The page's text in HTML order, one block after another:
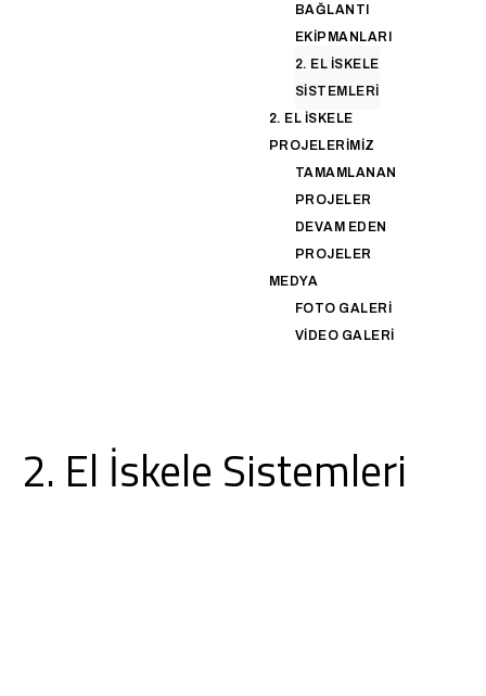
BAĞLANTI
EKIPMANLARI
2. EL İSKELE
SISTEMLERI
2. EL İSKELE
PROJELERIMIZ
TAMAMLANAN
PROJELER
DEVAM EDEN
PROJELER
MEDYA
FOTO GALERI
VIDEO GALERI
2. El İskele Sistemleri